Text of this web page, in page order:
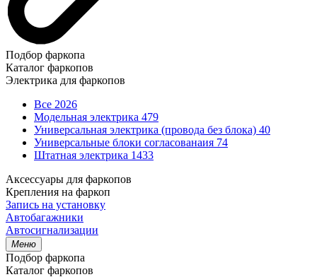
Подбор фаркопа
Каталог фаркопов
Электрика для фаркопов
Все 2026
Модельная электрика 479
Универсальная электрика (провода без блока) 40
Универсальные блоки согласованаия 74
Штатная электрика 1433
Аксессуары для фаркопов
Крепления на фаркоп
Запись на установку
Автобагажники
Автосигнализации
Меню
Подбор фаркопа
Каталог фаркопов